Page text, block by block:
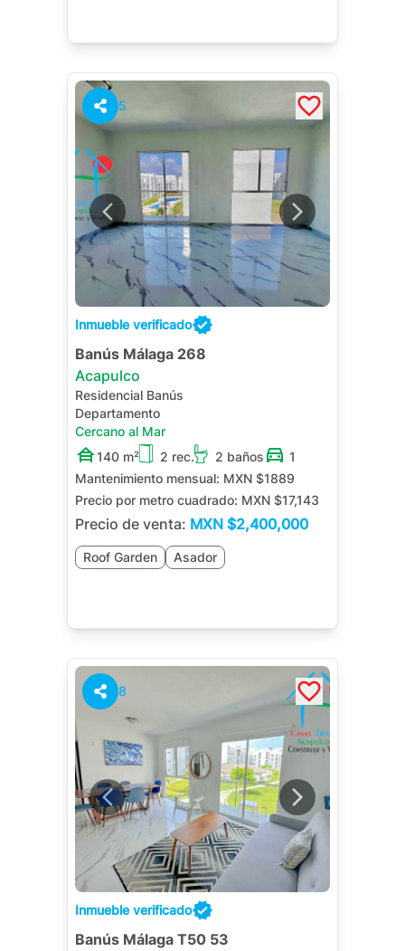
5
Inmueble verificado
Banús Málaga 268
Acapulco
Residencial Banús
Departamento
Cercano al Mar
140 m²
2 rec. 2 baños
1
Mantenimiento mensual: MXN $1889
Precio por metro cuadrado: MXN $17,143
Precio de venta: MXN $2,400,000
Roof Garden Asador
8
Inmueble verificado
Banús Málaga T50 53